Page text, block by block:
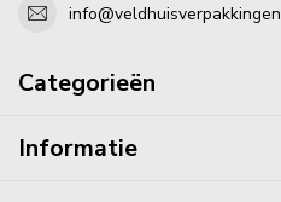
Categorieën
Informatie